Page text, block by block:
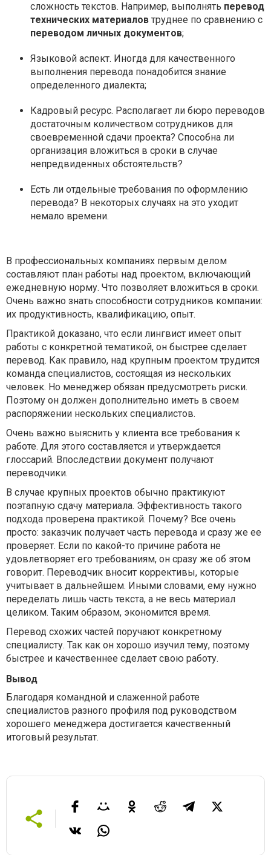
сложность текстов. Например, выполнять перевод
технических материалов труднее по сравнению с
переводом личных документов;
Языковой аспект. Иногда для качественного
выполнения перевода понадобится знание
определенного диалекта;
Кадровый ресурс. Располагает ли бюро переводов
достаточным количеством сотрудников для
своевременной сдачи проекта? Способна ли
организация вложиться в сроки в случае
непредвиденных обстоятельств?
Есть ли отдельные требования по оформлению
перевода? В некоторых случаях на это уходит
немало времени.
В профессиональных компаниях первым делом
составляют план работы над проектом, включающий
ежедневную норму. Что позволяет вложиться в сроки.
Очень важно знать способности сотрудников компании:
их продуктивность, квалификацию, опыт.
Практикой доказано, что если лингвист имеет опыт
работы с конкретной тематикой, он быстрее сделает
перевод. Как правило, над крупным проектом трудится
команда специалистов, состоящая из нескольких
человек. Но менеджер обязан предусмотреть риски.
Поэтому он должен дополнительно иметь в своем
распоряжении нескольких специалистов.
Очень важно выяснить у клиента все требования к
работе. Для этого составляется и утверждается
глоссарий. Впоследствии документ получают
переводчики.
В случае крупных проектов обычно практикуют
поэтапную сдачу материала. Эффективность такого
подхода проверена практикой. Почему? Все очень
просто: заказчик получает часть перевода и сразу же ее
проверяет. Если по какой-то причине работа не
удовлетворяет его требованиям, он сразу же об этом
говорит. Переводчик вносит коррективы, которые
учитывает в дальнейшем. Иными словами, ему нужно
переделать лишь часть текста, а не весь материал
целиком. Таким образом, экономится время.
Перевод схожих частей поручают конкретному
специалисту. Так как он хорошо изучил тему, поэтому
быстрее и качественнее сделает свою работу.
Вывод
Благодаря командной и слаженной работе
специалистов разного профиля под руководством
хорошего менеджера достигается качественный
итоговый результат.